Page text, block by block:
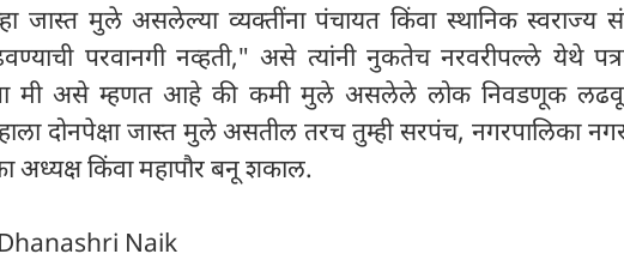
जास्त मुले असलेल्या व्यक्तींना पंचायत किंवा स्थानिक स्वराज्य
परवानगी नव्हती," असे त्यांनी नुकतेच नरवरीपल्ले येथे
मी असे म्हणत आहे की कमी मुले असलेले लोक निवडणूक
दोनपेक्षा जास्त मुले असतील तरच तुम्ही सरपंच, नगरपालिका
अध्यक्ष किंवा महापौर बनू शकाल.
Naik